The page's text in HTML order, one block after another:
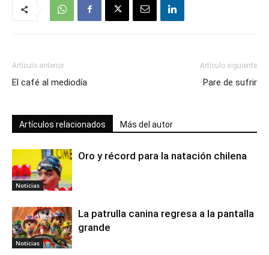
Artículo anterior
El café al mediodía
Artículo siguiente
Pare de sufrir
Artículos relacionados Más del autor
Noticias
Oro y récord para la natación chilena
Noticias
La patrulla canina regresa a la pantalla
grande